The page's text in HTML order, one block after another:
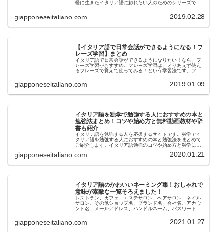
軽に生きたイタリア語に触れたい人のためのシリーズで
giapponeseitaliano.com 2019.02.28
【イタリア語で日常会話ができるようになる！フ
レーズ学習】まとめ
イタリア語で日常会話ができるようになりたい！なら、フ
レーズ学習がおすすめ。フレーズ学習は、とりあえず使え
るフレーズで覚えて使ってみる！という学習法です。フレ
giapponeseitaliano.com 2019.01.09
イタリア語を独学で勉強する人におすすめの本と
勉強法まとめ！コツや始め方と無料動画教材や辞
書も紹介
イタリア語を勉強する人を応援するサイトです。独学でイ
タリア語を勉強する人におすすめの本と勉強法をまとめて
ご紹介します。イタリア語勉強のコツや始め方と独学にお
紹介します！イタリア語を勉強した...
giapponeseitaliano.com 2020.01.21
イタリア語のかわいいネーミング集！おしゃれで
意味が素敵な一覧そろえました！
レストラン、カフェ、エステサロン、ヘアサロン、ネイル
サロン、その他ショップ名、ブランド名、会社名、アカウ
ント名、メールアドレス、ハンドルネーム、パスワード、
giapponeseitaliano.com 2021.01.27